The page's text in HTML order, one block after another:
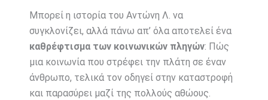
Μπορεί η ιστορία του Αντώνη Λ. να
συγκλονίζει, αλλά πάνω απ’ όλα αποτελεί ένα
καθρέφτισμα των κοινωνικών πληγών: Πώς
μια κοινωνία που στρέφει την πλάτη σε έναν
άνθρωπο, τελικά τον οδηγεί στην καταστροφή
και παρασύρει μαζί της πολλούς αθώους.